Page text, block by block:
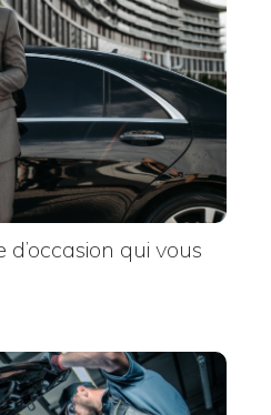
qui vous